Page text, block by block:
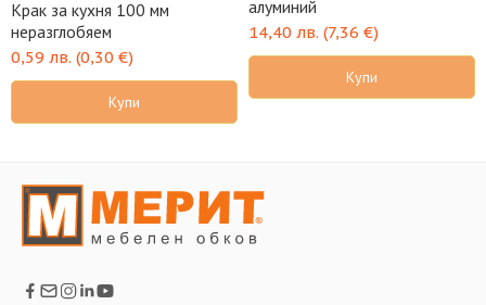
Крак за кухня 100 мм
неразглобяем
0,59 лв. (0,30 €)
Купи
алуминий
14,40 лв. (7,36 €)
Купи